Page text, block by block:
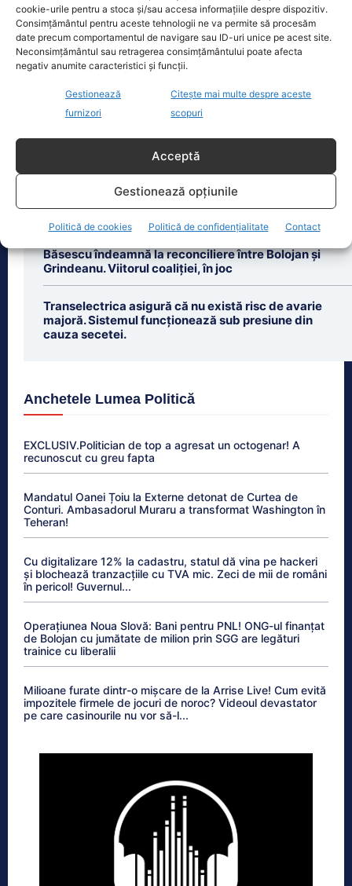
cookie-urile pentru a stoca și/sau accesa informațiile despre dispozitiv.
Consimțământul pentru aceste tehnologii ne va permite să procesăm
date precum comportamentul de navigare sau ID-uri unice pe acest site.
Neconsimțământul sau retragerea consimțământului poate afecta
negativ anumite caracteristici și funcții.
Gestionează
furnizori
Citește mai multe despre aceste
scopuri
Acceptă
Gestionează opțiunile
Politică de cookies Politică de confidențialitate Contact
Eclipsa de soare din 12 august 2026
este unul dintre cele mai importante
evenimente astronomice ale anului,
însă nu va[...]
Partenera lui Nicușor Dan își publică averea.
Băsescu îndeamnă la reconciliere între Bolojan și
Grindeanu. Viitorul coaliției, în joc
Transelectrica asigură că nu există risc de avarie
majoră. Sistemul funcționează sub presiune din
cauza secetei.
Anchetele Lumea Politică
EXCLUSIV.Politician de top a agresat un octogenar! A
recunoscut cu greu fapta
Mandatul Oanei Țoiu la Externe detonat de Curtea de
Conturi. Ambasadorul Muraru a transformat Washington în
Teheran!
Cu digitalizare 12% la cadastru, statul dă vina pe hackeri
și blochează tranzacțiile cu TVA mic. Zeci de mii de români
în pericol! Guvernul...
Operațiunea Noua Slovă: Bani pentru PNL! ONG-ul finanțat
de Bolojan cu jumătate de milion prin SGG are legături
trainice cu liberalii
Milioane furate dintr-o mișcare de la Arrise Live! Cum evită
impozitele firmele de jocuri de noroc? Videoul devastator
pe care casinourile nu vor să-l...